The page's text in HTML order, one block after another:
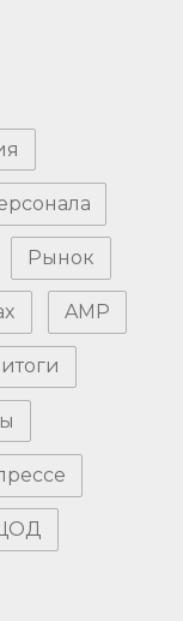
Рынок
AMP